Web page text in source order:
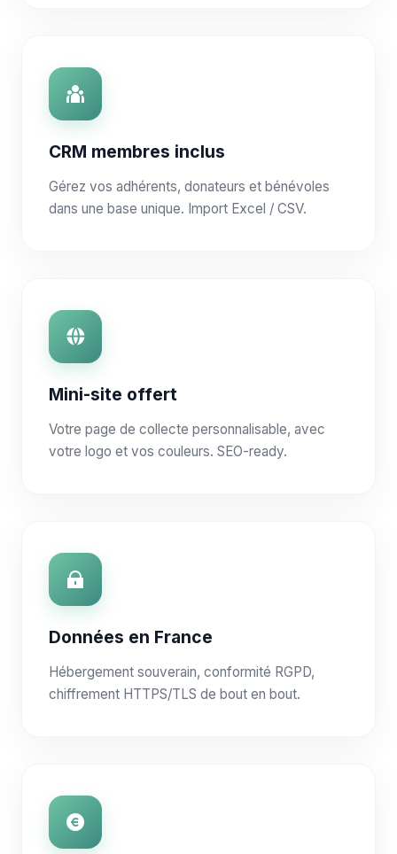
CRM membres inclus
Gérez vos adhérents, donateurs et bénévoles
dans une base unique. Import Excel / CSV.
Mini-site offert
Votre page de collecte personnalisable, avec
votre logo et vos couleurs. SEO-ready.
Données en France
Hébergement souverain, conformité RGPD,
chiffrement HTTPS/TLS de bout en bout.